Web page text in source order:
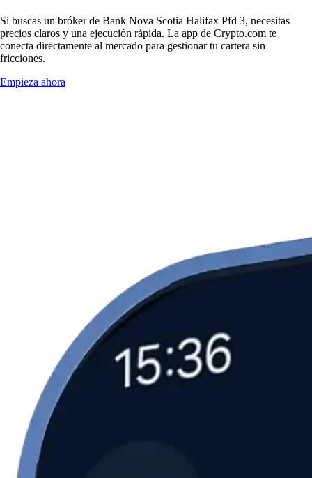
Si buscas un bróker de Bank Nova Scotia Halifax Pfd 3, necesitas
precios claros y una ejecución rápida. La app de Crypto.com te
conecta directamente al mercado para gestionar tu cartera sin
fricciones.
Empieza ahora